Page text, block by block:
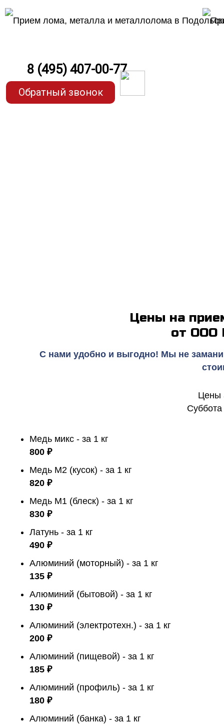
8 (495) 407-00-77
Обратный звонок
Цены на
от ООО
С нами удобно и выгодно! Мы не
Цены
Суббота
Медь микс - за 1 кг
800 ₽
Медь М2 (кусок) - за 1 кг
820 ₽
Медь М1 (блеск) - за 1 кг
830 ₽
Латунь - за 1 кг
490 ₽
Алюминий (моторный) - за 1 кг
135 ₽
Алюминий (бытовой) - за 1 кг
130 ₽
Алюминий (электротехн.) - за 1 кг
200 ₽
Алюминий (пищевой) - за 1 кг
185 ₽
Алюминий (профиль) - за 1 кг
180 ₽
Алюминий (банка) - за 1 кг